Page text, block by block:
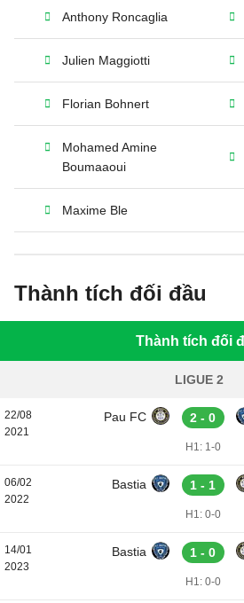
Anthony Roncaglia
Julien Maggiotti
Florian Bohnert
Mohamed Amine
Boumaaoui
Maxime Ble
Thành tích đối đầu
Thành tích đối
LIGUE 2
22/08
2021
Pau FC 2 - 0
H1: 1-0
06/02
2022
Bastia 1 - 1
H1: 0-0
14/01
2023
Bastia 1 - 0
H1: 0-0